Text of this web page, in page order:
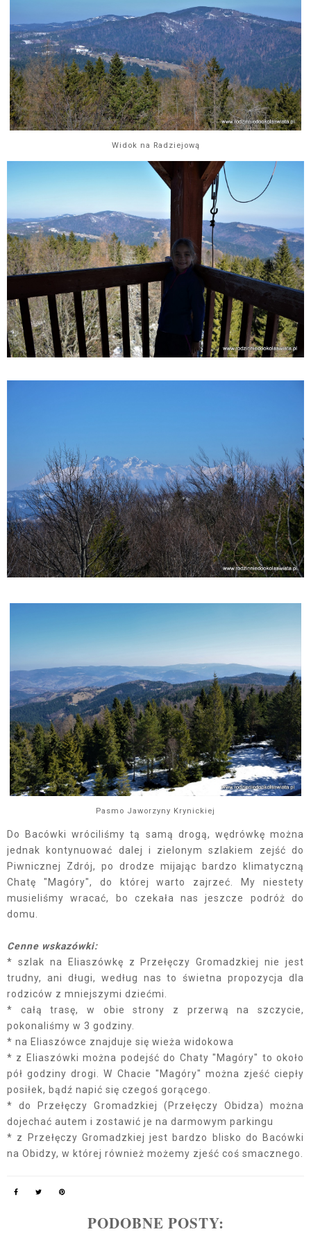
Widok na Radziejową
Pasmo Jaworzyny Krynickiej
Do Bacówki wróciliśmy tą samą drogą, wędrówkę można
jednak kontynuować dalej i zielonym szlakiem zejść do
Piwnicznej Zdrój, po drodze mijając bardzo klimatyczną
Chatę "Magóry", do której warto zajrzeć. My niestety
musieliśmy wracać, bo czekała nas jeszcze podróż do
domu.
Cenne wskazówki:
* szlak na Eliaszówkę z Przełęczy Gromadzkiej nie jest
trudny, ani długi, według nas to świetna propozycja dla
rodziców z mniejszymi dziećmi.
* całą trasę, w obie strony z przerwą na szczycie,
pokonaliśmy w 3 godziny.
* na Eliaszówce znajduje się wieża widokowa
* z Eliaszówki można podejść do Chaty "Magóry" to około
pół godziny drogi. W Chacie "Magóry" można zjeść ciepły
posiłek, bądź napić się czegoś gorącego.
* do Przełęczy Gromadzkiej (Przełęczy Obidza) można
dojechać autem i zostawić je na darmowym parkingu
* z Przełęczy Gromadzkiej jest bardzo blisko do Bacówki
na Obidzy, w której również możemy zjeść coś smacznego.
PODOBNE POSTY: